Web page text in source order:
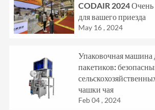
CODAIR 2024 Очень
для вашего приезда
May 16 , 2024
Упаковочная машина
пакетиков:
чашки чая
Feb 04 , 2024